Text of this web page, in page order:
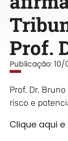
Prof.
Publicação: 10/
Prof. Dr.
risco e
Clique aqui